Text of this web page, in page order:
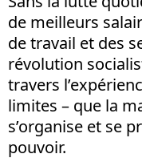
de meilleurs
de travail et des
révolution
travers
limites – que la
s’organise et se
pouvoir.